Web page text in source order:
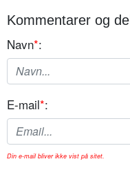
Kommentarer og
Navn*:
E-mail*:
Din e-mail bliver ikke vist på sitet.